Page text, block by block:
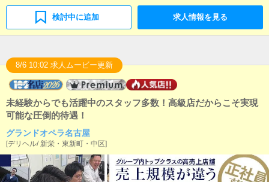
検討中に追加 求人情報を見る
8/6 10:02 求人ムービー更新
未経験からでも活躍中のスタッフ多数！高級店だからこそ実現
可能な圧倒的待遇！
グランドオペラ名古屋
[デリヘル/ 新栄・東新町・中区]